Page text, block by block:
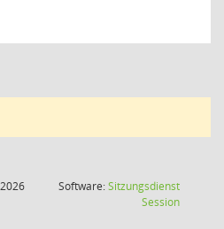
Software:Sitzungsdienst
Session(Wird in